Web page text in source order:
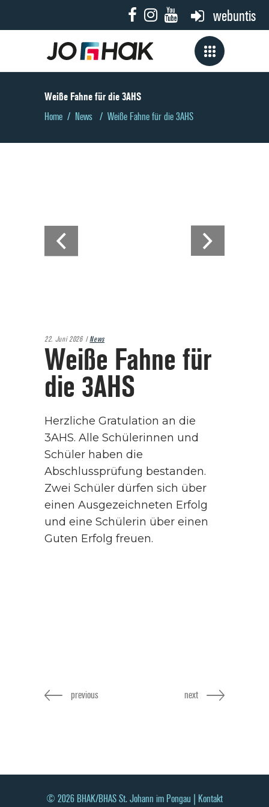
webuntis
Weiße Fahne für die 3AHS
Home / News / Weiße Fahne für die 3AHS
22. Juni 2026 News
Weiße Fahne für
die 3AHS
Herzliche Gratulation an die
3AHS. Alle Schülerinnen und
Schüler haben die
Abschlussprüfung bestanden.
Zwei Schüler dürfen sich über
einen Ausgezeichneten Erfolg
und eine Schülerin über einen
Guten Erfolg freuen.
previous next
© 2026 BHAK/BHAS St. Johann im Pongau | Kontakt